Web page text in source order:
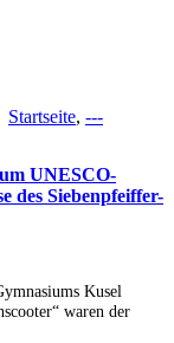
Startseite, ---
UNESCO-
des Siebenpfeiffer-
Kusel
waren der